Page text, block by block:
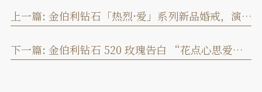
上一篇: 金伯利钻石「热烈·爱」系列新品婚戒，演绎宇宙浪漫
下一篇: 金伯利钻石 520 玫瑰告白 “花点心思爱”活动评选结果公示